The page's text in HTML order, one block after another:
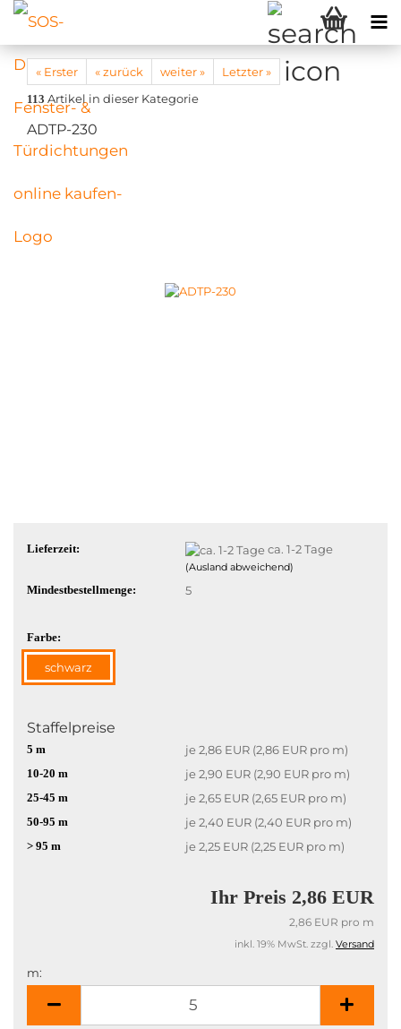
« Erster « zurück weiter » Letzter »
113 Artikel in dieser Kategorie
ADTP-230
Lieferzeit: ca. 1-2 Tage
(Ausland abweichend)
Mindestbestellmenge: 5
Farbe:
schwarz
Staffelpreise
5 m je 2,86 EUR (2,86 EUR pro m)
10-20 m je 2,90 EUR (2,90 EUR pro m)
25-45 m je 2,65 EUR (2,65 EUR pro m)
50-95 m je 2,40 EUR (2,40 EUR pro m)
> 95 m je 2,25 EUR (2,25 EUR pro m)
Ihr Preis 2,86 EUR
2,86 EUR pro m
inkl. 19% MwSt. zzgl. Versand
m: